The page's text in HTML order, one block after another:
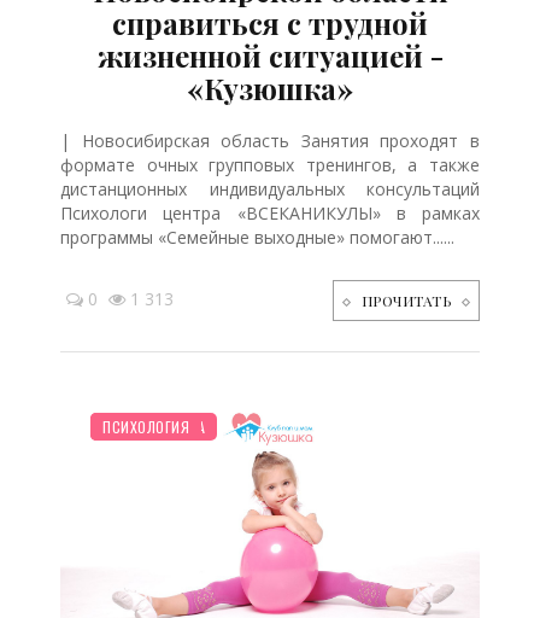
справиться с трудной
жизненной ситуацией -
«Кузюшка»
| Новосибирская область Занятия проходят в
формате очных групповых тренингов, а также
дистанционных индивидуальных консультаций
Психологи центра «ВСЕКАНИКУЛЫ» в рамках
программы «Семейные выходные» помогают......
0 1 313 ПРОЧИТАТЬ
ДОМ
НОВОСТИ МИРА
ПСИХОЛОГИЯ